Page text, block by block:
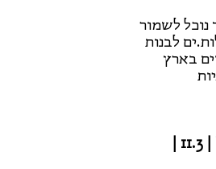
לשמור
לבנות
בארץ